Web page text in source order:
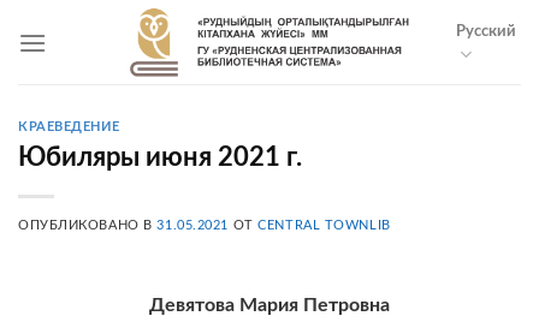
Русский
КРАЕВЕДЕНИЕ
Юбиляры июня 2021 г.
ОПУБЛИКОВАНО В31.05.2021 ОТCENTRAL TOWNLIB
Девятова Мария Петровна